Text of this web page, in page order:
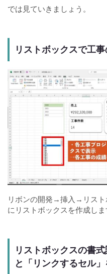
では見ていきましょう。
リストボックスで工
リボンの開発→挿入→リスト
にリストボックスを作成しま
リストボックスの書
と「リンクするセル